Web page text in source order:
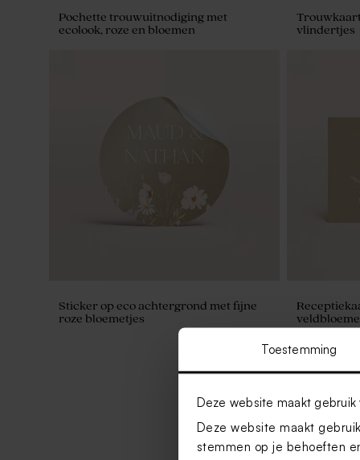
Toestemming
Deze website maakt gebruik
Deze website maakt
stemmen op je behoeften
Pochette trouwuitnodiging met
ecolook, roze en bloemen
vlindertjes
Sticker op eco achtergrond met fijne
roze bloemetjes